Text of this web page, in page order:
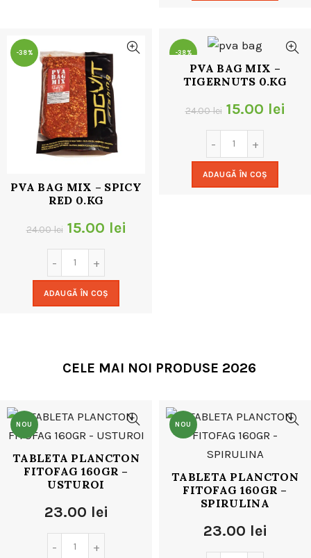
-38%
PVA BAG MIX – SPICY
RED 0.KG
24.00lei Prețul
inițial
a
fost:
15.00 lei
ADAUGĂ ÎN COȘ
-38%
PVA BAG MIX –
TIGERNUTS 0.KG
24.00lei Prețul
inițial
a
fost:
15.00 lei
ADAUGĂ ÎN COȘ
CELE MAI NOI PRODUSE 2026
NOU
TABLETA PLANCTON
FITOFAG 160GR –
USTUROI
23.00 lei
NOU
TABLETA PLANCTON
FITOFAG 160GR –
SPIRULINA
23.00 lei